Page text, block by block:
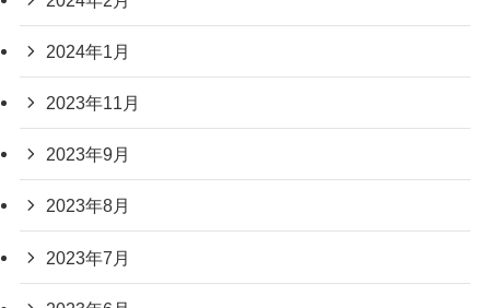
2024年1月
2023年11月
2023年9月
2023年8月
2023年7月